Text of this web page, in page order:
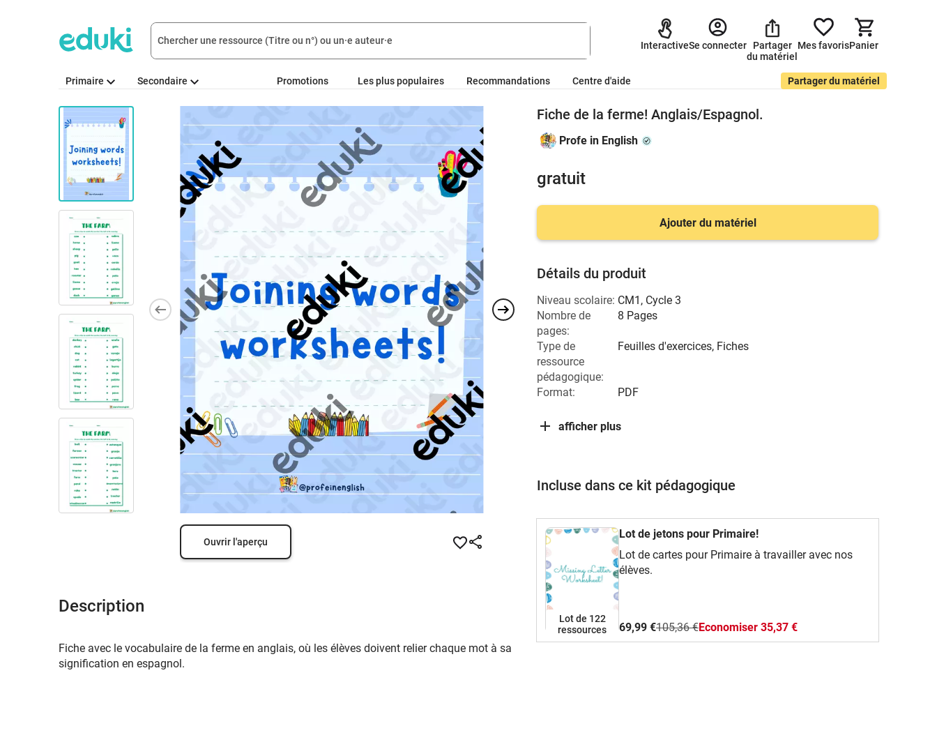
InteractiveSe connecter
Partager
du matériel
Mes favorisPanier
Primaire Secondaire Promotions Les plus populaires Recommandations Partager du matériel
Centre d'aide
Ouvrir l'aperçu
Description
Fiche avec le vocabulaire de la ferme en anglais, où les élèves doivent relier chaque mot à sa
signification en espagnol.
Fiche de la ferme! Anglais/Espagnol.
Profe in English
gratuit
Ajouter du matériel
Détails du produit
Niveau scolaire: CM1 , Cycle 3
Nombre de
pages:
8 Pages
Type de
ressource
pédagogique:
Feuilles d'exercices, Fiches
Format: PDF
afficher plus
Incluse dans ce kit pédagogique
Lot de 122
ressources
Lot de jetons pour Primaire!
Lot de cartes pour Primaire à travailler avec nos
élèves.
69,99 €105,36 €Economiser 35,37 €